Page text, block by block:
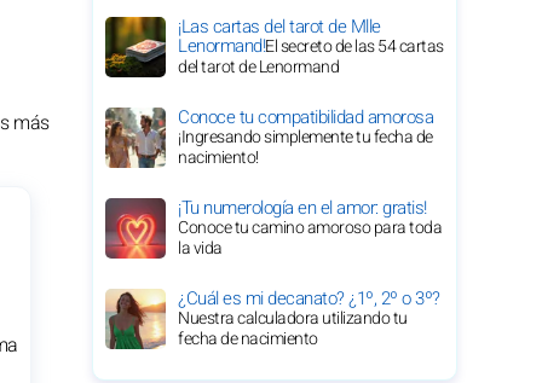
más
¡Las cartas del tarot de Mlle
Lenormand!El secreto de las 54 cartas
del tarot de Lenormand
Conoce tu compatibilidad amorosa
¡Ingresando simplemente tu fecha de
nacimiento!
¡Tu numerología en el amor: gratis!
Conoce tu camino amoroso para toda
la vida
¿Cuál es mi decanato? ¿1º, 2º o 3º?
Nuestra calculadora utilizando tu
fecha de nacimiento